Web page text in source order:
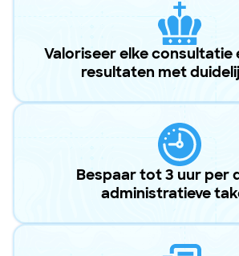
Valoriseer elke consultatie
resultaten met
Bespaar tot 3 uur per
administratieve